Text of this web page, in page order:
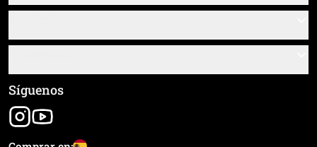
Sobre nosotros
Resumen de materiales
Seguimiento de envío
Términos y condiciones generales (CGC)
Aviso legal
Síguenos